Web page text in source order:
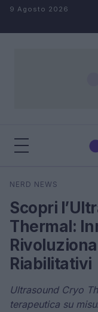
Salta al contenuto
9 Agosto 2026
Cerca
NERD NEWS
Scopri
Thermal:
Riabilitativi
Ultrasound Cryo
terapeutica su